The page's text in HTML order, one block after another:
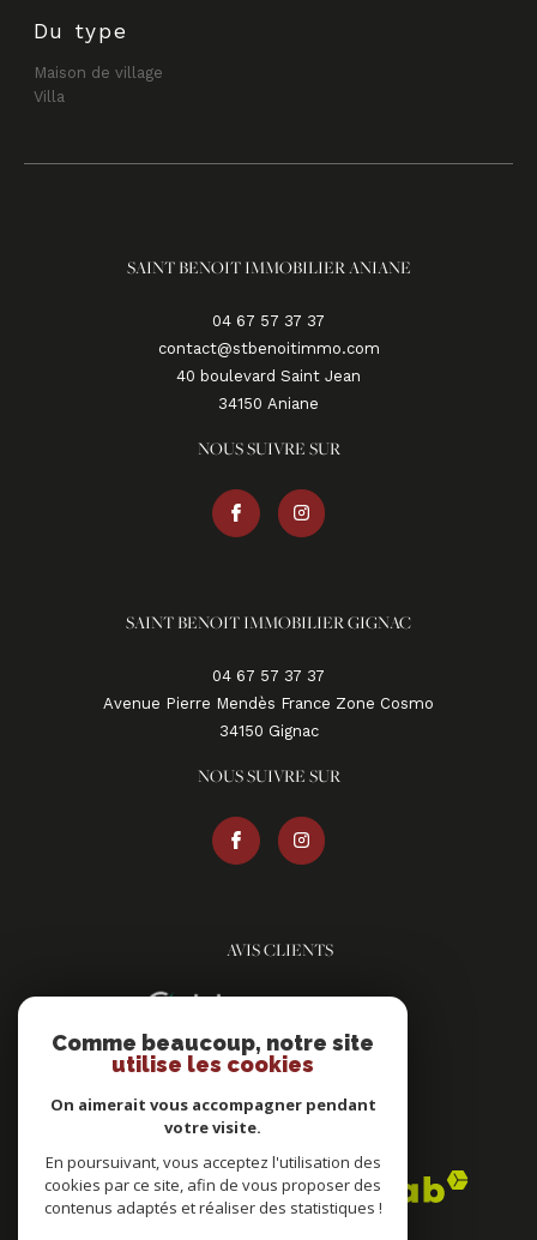
Du type
Maison de village
Villa
SAINT BENOIT IMMOBILIER ANIANE
04 67 57 37 37
contact@stbenoitimmo.com
40 boulevard Saint Jean
34150
aniane
NOUS SUIVRE SUR
SAINT BENOIT IMMOBILIER GIGNAC
04 67 57 37 37
Avenue Pierre Mendès France Zone Cosmo
34150
gignac
NOUS SUIVRE SUR
AVIS CLIENTS
ADHÉRENTS
Comme beaucoup, notre site
utilise les cookies
On aimerait vous accompagner pendant
votre visite.
En poursuivant, vous acceptez l'utilisation des
cookies par ce site, afin de vous proposer des
contenus adaptés et réaliser des statistiques !